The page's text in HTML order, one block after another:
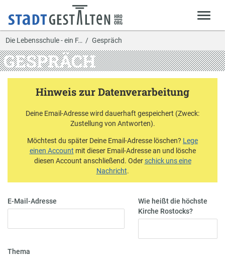
Die Lebensschule - ein F… Gespräch
GESPRÄCH
Hinweis zur Datenverarbeitung
Deine Email-Adresse wird dauerhaft gespeichert (Zweck:
Zustellung von Antworten).
Möchtest du später Deine Email-Adresse löschen? Lege
einen Account mit dieser Email-Adresse an und lösche
diesen Account anschließend. Oderschick uns eine
Nachricht.
E-Mail-Adresse
Wie heißt die höchste
Kirche Rostocks?
Thema